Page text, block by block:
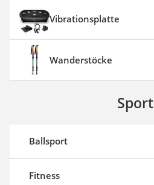
Vibrationsplatte
Wanderstöcke
Sport
Ballsport
Fitness